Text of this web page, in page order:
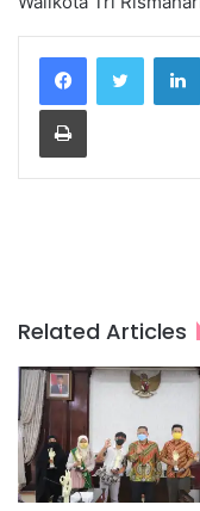
Print
Related Articles